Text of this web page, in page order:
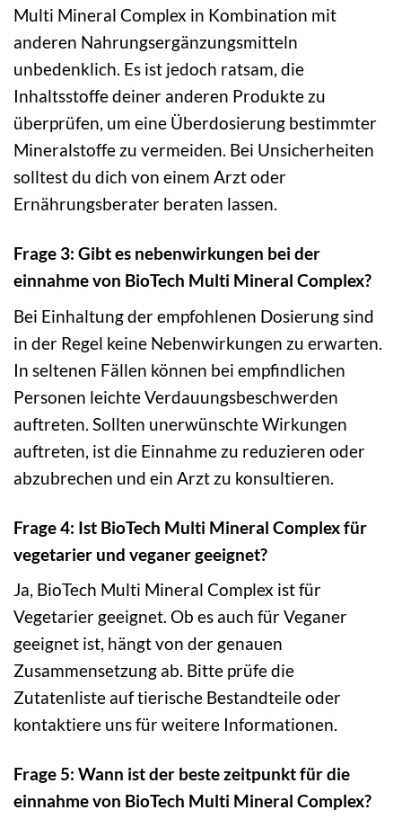
Multi Mineral Complex in Kombination mit
anderen Nahrungsergänzungsmitteln
unbedenklich. Es ist jedoch ratsam, die
Inhaltsstoffe deiner anderen Produkte zu
überprüfen, um eine Überdosierung bestimmter
Mineralstoffe zu vermeiden. Bei Unsicherheiten
solltest du dich von einem Arzt oder
Ernährungsberater beraten lassen.
Frage 3: Gibt es nebenwirkungen bei der
einnahme von BioTech Multi Mineral Complex?
Bei Einhaltung der empfohlenen Dosierung sind
in der Regel keine Nebenwirkungen zu erwarten.
In seltenen Fällen können bei empfindlichen
Personen leichte Verdauungsbeschwerden
auftreten. Sollten unerwünschte Wirkungen
auftreten, ist die Einnahme zu reduzieren oder
abzubrechen und ein Arzt zu konsultieren.
Frage 4: Ist BioTech Multi Mineral Complex für
vegetarier und veganer geeignet?
Ja, BioTech Multi Mineral Complex ist für
Vegetarier geeignet. Ob es auch für Veganer
geeignet ist, hängt von der genauen
Zusammensetzung ab. Bitte prüfe die
Zutatenliste auf tierische Bestandteile oder
kontaktiere uns für weitere Informationen.
Frage 5: Wann ist der beste zeitpunkt für die
einnahme von BioTech Multi Mineral Complex?